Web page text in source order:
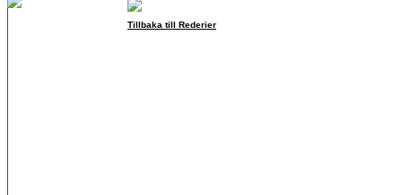
Tillbaka till Rederier